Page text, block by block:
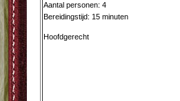
Aantal personen: 4
Bereidingstijd: 15 minuten
Hoofdgerecht